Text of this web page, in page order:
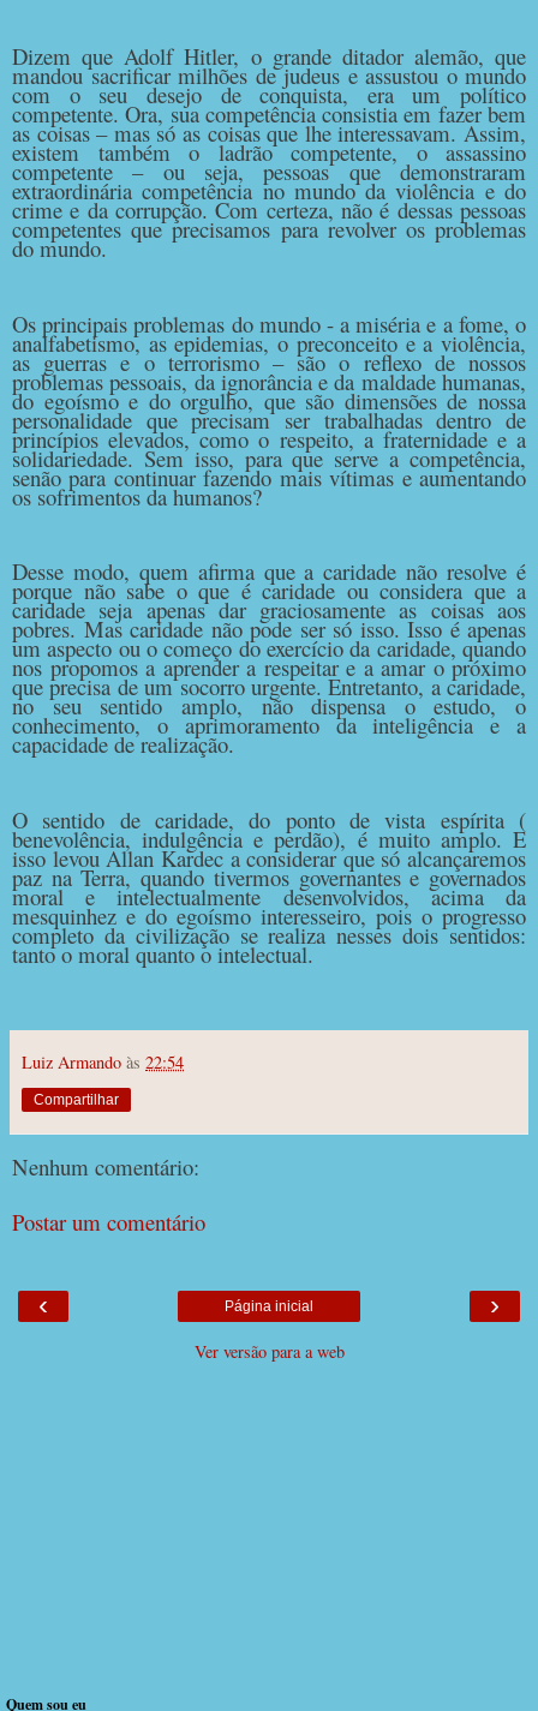
Dizem que Adolf Hitler, o grande ditador alemão, que
mandou sacrificar milhões de judeus e assustou o mundo
com o seu desejo de conquista, era um político
competente. Ora, sua competência consistia em fazer bem
as coisas – mas só as coisas que lhe interessavam. Assim,
existem também o ladrão competente, o assassino
competente – ou seja, pessoas que demonstraram
extraordinária competência no mundo da violência e do
crime e da corrupção. Com certeza, não é dessas pessoas
competentes que precisamos para revolver os problemas
do mundo.
Os principais problemas do mundo - a miséria e a fome, o
analfabetismo, as epidemias, o preconceito e a violência,
as guerras e o terrorismo – são o reflexo de nossos
problemas pessoais, da ignorância e da maldade humanas,
do egoísmo e do orgulho, que são dimensões de nossa
personalidade que precisam ser trabalhadas dentro de
princípios elevados, como o respeito, a fraternidade e a
solidariedade. Sem isso, para que serve a competência,
senão para continuar fazendo mais vítimas e aumentando
os sofrimentos da humanos?
Desse modo, quem afirma que a caridade não resolve é
porque não sabe o que é caridade ou considera que a
caridade seja apenas dar graciosamente as coisas aos
pobres. Mas caridade não pode ser só isso. Isso é apenas
um aspecto ou o começo do exercício da caridade, quando
nos propomos a aprender a respeitar e a amar o próximo
que precisa de um socorro urgente. Entretanto, a caridade,
no seu sentido amplo, não dispensa o estudo, o
conhecimento, o aprimoramento da inteligência e a
capacidade de realização.
O sentido de caridade, do ponto de vista espírita (
benevolência, indulgência e perdão), é muito amplo. E
isso levou Allan Kardec a considerar que só alcançaremos
paz na Terra, quando tivermos governantes e governados
moral e intelectualmente desenvolvidos, acima da
mesquinhez e do egoísmo interesseiro, pois o progresso
completo da civilização se realiza nesses dois sentidos:
tanto o moral quanto o intelectual.
Luiz Armando às 22:54
Compartilhar
Nenhum comentário:
Postar um comentário
‹ ›
Página inicial
Ver versão para a web
Quem sou eu